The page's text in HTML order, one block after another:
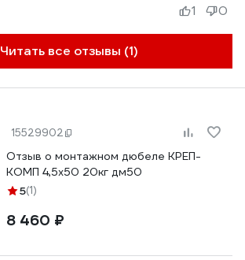
Читать все отзывы (1)
1 0
15529902
Отзыв о монтажном дюбеле КРЕП-
КОМП 4,5х50 20кг дм50
5(1)
8 460 ₽